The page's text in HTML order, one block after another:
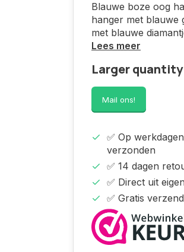
Blauwe boze oog
hanger met blauwe
met blauwe
Lees meer
Larger
Mail ons!
✅ Op
verzonden
✅ 14 dagen
✅ Direct uit
✅ Gratis